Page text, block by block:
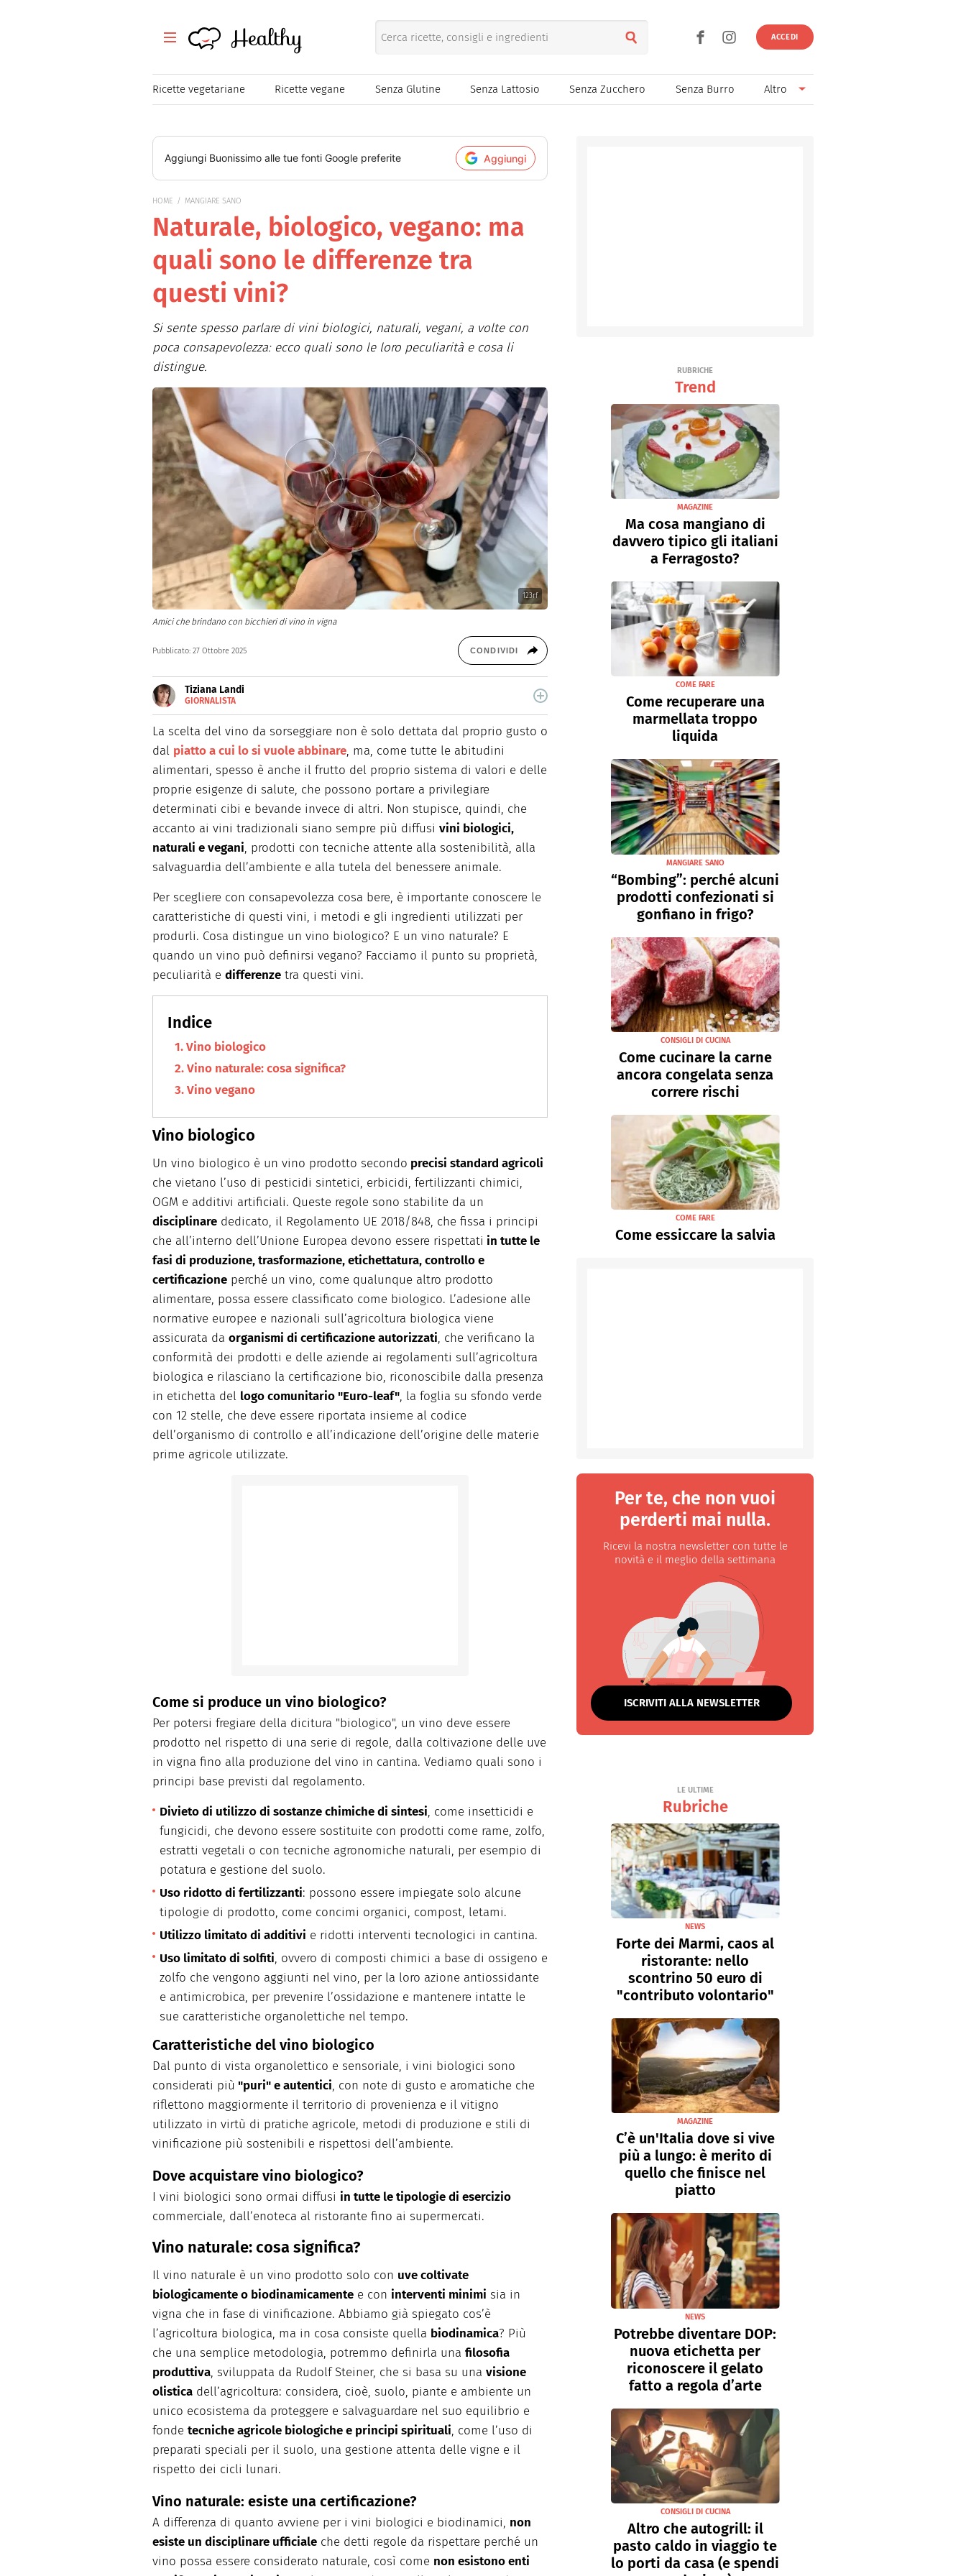
Healthy
Healthy ACCEDI
Ricette vegetariane Ricette vegane Senza Glutine Senza Lattosio Senza Zucchero Senza Burro Altro
Tutte le ricette
Magazine
Mangiare Sano
Healthy
Consigli
Aggiungi Buonissimo alle tue fonti Google preferite Aggiungi
HOME MANGIARE SANO
Naturale, biologico, vegano: ma
quali sono le differenze tra
questi vini?
Si sente spesso parlare di vini biologici, naturali, vegani, a volte con
poca consapevolezza: ecco quali sono le loro peculiarità e cosa li
distingue.
123rf
Amici che brindano con bicchieri di vino in vigna
Pubblicato: 27 Ottobre 2025 CONDIVIDI
Tiziana Landi
GIORNALISTA
LINKEDIN
Giornalista toscana, da oltre 10 anni scrivo di food, alimentazione e salute per
siti web, magazine e agenzie digital specializzati. Quando non sono seduta al
La scelta del vino da sorseggiare non è solo dettata dal proprio gusto o
dal piatto a cui lo si vuole abbinare, ma, come tutte le abitudini
alimentari, spesso è anche il frutto del proprio sistema di valori e delle
proprie esigenze di salute, che possono portare a privilegiare
determinati cibi e bevande invece di altri. Non stupisce, quindi, che
accanto ai vini tradizionali siano sempre più diffusi vini biologici,
naturali e vegani, prodotti con tecniche attente alla sostenibilità, alla
salvaguardia dell’ambiente e alla tutela del benessere animale.
Per scegliere con consapevolezza cosa bere, è importante conoscere le
caratteristiche di questi vini, i metodi e gli ingredienti utilizzati per
produrli. Cosa distingue un vino biologico? E un vino naturale? E
quando un vino può definirsi vegano? Facciamo il punto su proprietà,
peculiarità e differenze tra questi vini.
Vino biologico
Vino naturale: cosa significa?
Vino vegano
Vino biologico
Un vino biologico è un vino prodotto secondo precisi standard agricoli
che vietano l’uso di pesticidi sintetici, erbicidi, fertilizzanti chimici,
OGM e additivi artificiali. Queste regole sono stabilite da un
disciplinare dedicato, il Regolamento UE 2018/848, che fissa i principi
che all’interno dell’Unione Europea devono essere rispettati in tutte le
fasi di produzione, trasformazione, etichettatura, controllo e
certificazione perché un vino, come qualunque altro prodotto
alimentare, possa essere classificato come biologico. L’adesione alle
normative europee e nazionali sull’agricoltura biologica viene
assicurata da organismi di certificazione autorizzati, che verificano la
conformità dei prodotti e delle aziende ai regolamenti sull’agricoltura
biologica e rilasciano la certificazione bio, riconoscibile dalla presenza
in etichetta del logo comunitario "Euro-leaf", la foglia su sfondo verde
con 12 stelle, che deve essere riportata insieme al codice
dell’organismo di controllo e all’indicazione dell’origine delle materie
prime agricole utilizzate.
Come si produce un vino biologico?
Per potersi fregiare della dicitura "biologico", un vino deve essere
prodotto nel rispetto di una serie di regole, dalla coltivazione delle uve
in vigna fino alla produzione del vino in cantina. Vediamo quali sono i
principi base previsti dal regolamento.
Divieto di utilizzo di sostanze chimiche di sintesi, come insetticidi e
fungicidi, che devono essere sostituite con prodotti come rame, zolfo,
estratti vegetali o con tecniche agronomiche naturali, per esempio di
potatura e gestione del suolo.
Uso ridotto di fertilizzanti: possono essere impiegate solo alcune
tipologie di prodotto, come concimi organici, compost, letami.
Utilizzo limitato di additivi e ridotti interventi tecnologici in cantina.
Uso limitato di solfiti, ovvero di composti chimici a base di ossigeno e
zolfo che vengono aggiunti nel vino, per la loro azione antiossidante
e antimicrobica, per prevenire l’ossidazione e mantenere intatte le
sue caratteristiche organolettiche nel tempo.
Caratteristiche del vino biologico
Dal punto di vista organolettico e sensoriale, i vini biologici sono
considerati più "puri" e autentici, con note di gusto e aromatiche che
riflettono maggiormente il territorio di provenienza e il vitigno
utilizzato in virtù di pratiche agricole, metodi di produzione e stili di
vinificazione più sostenibili e rispettosi dell’ambiente.
Dove acquistare vino biologico?
I vini biologici sono ormai diffusi in tutte le tipologie di esercizio
commerciale, dall’enoteca al ristorante fino ai supermercati.
Vino naturale: cosa significa?
Il vino naturale è un vino prodotto solo con uve coltivate
biologicamente o biodinamicamente e con interventi minimi sia in
vigna che in fase di vinificazione. Abbiamo già spiegato cos’è
l’agricoltura biologica, ma in cosa consiste quella biodinamica? Più
che una semplice metodologia, potremmo definirla una filosofia
produttiva, sviluppata da Rudolf Steiner, che si basa su una visione
olistica dell’agricoltura: considera, cioè, suolo, piante e ambiente un
unico ecosistema da proteggere e salvaguardare nel suo equilibrio e
fonde tecniche agricole biologiche e principi spirituali, come l’uso di
preparati speciali per il suolo, una gestione attenta delle vigne e il
rispetto dei cicli lunari.
Vino naturale: esiste una certificazione?
A differenza di quanto avviene per i vini biologici e biodinamici, non
esiste un disciplinare ufficiale che detti regole da rispettare perché un
vino possa essere considerato naturale, così come non esistono enti
RUBRICHE
Trend
MAGAZINE
Ma cosa mangiano di
davvero tipico gli italiani
a Ferragosto?
COME FARE
Come recuperare una
marmellata troppo
liquida
MANGIARE SANO
“Bombing”: perché alcuni
prodotti confezionati si
gonfiano in frigo?
CONSIGLI DI CUCINA
Come cucinare la carne
ancora congelata senza
correre rischi
COME FARE
Come essiccare la salvia
Per te, che non vuoi
perderti mai nulla.
Ricevi la nostra newsletter con tutte le
novità e il meglio della settimana
ISCRIVITI ALLA NEWSLETTER
LE ULTIME
Rubriche
NEWS
Forte dei Marmi, caos al
ristorante: nello
scontrino 50 euro di
"contributo volontario"
MAGAZINE
C’è un'Italia dove si vive
più a lungo: è merito di
quello che finisce nel
piatto
NEWS
Potrebbe diventare DOP:
nuova etichetta per
riconoscere il gelato
fatto a regola d’arte
CONSIGLI DI CUCINA
Altro che autogrill: il
pasto caldo in viaggio te
lo porti da casa (e spendi